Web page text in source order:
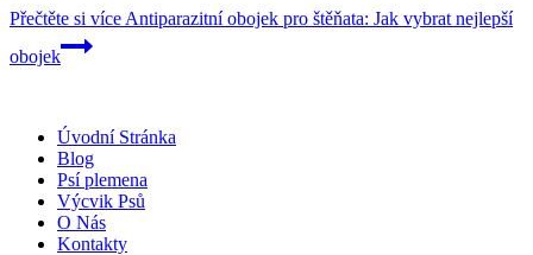
Přečtěte si více Antiparazitní obojek pro štěňata: Jak vybrat nejlepší
obojek
Úvodní Stránka
Blog
Psí plemena
Výcvik Psů
O Nás
Kontakty